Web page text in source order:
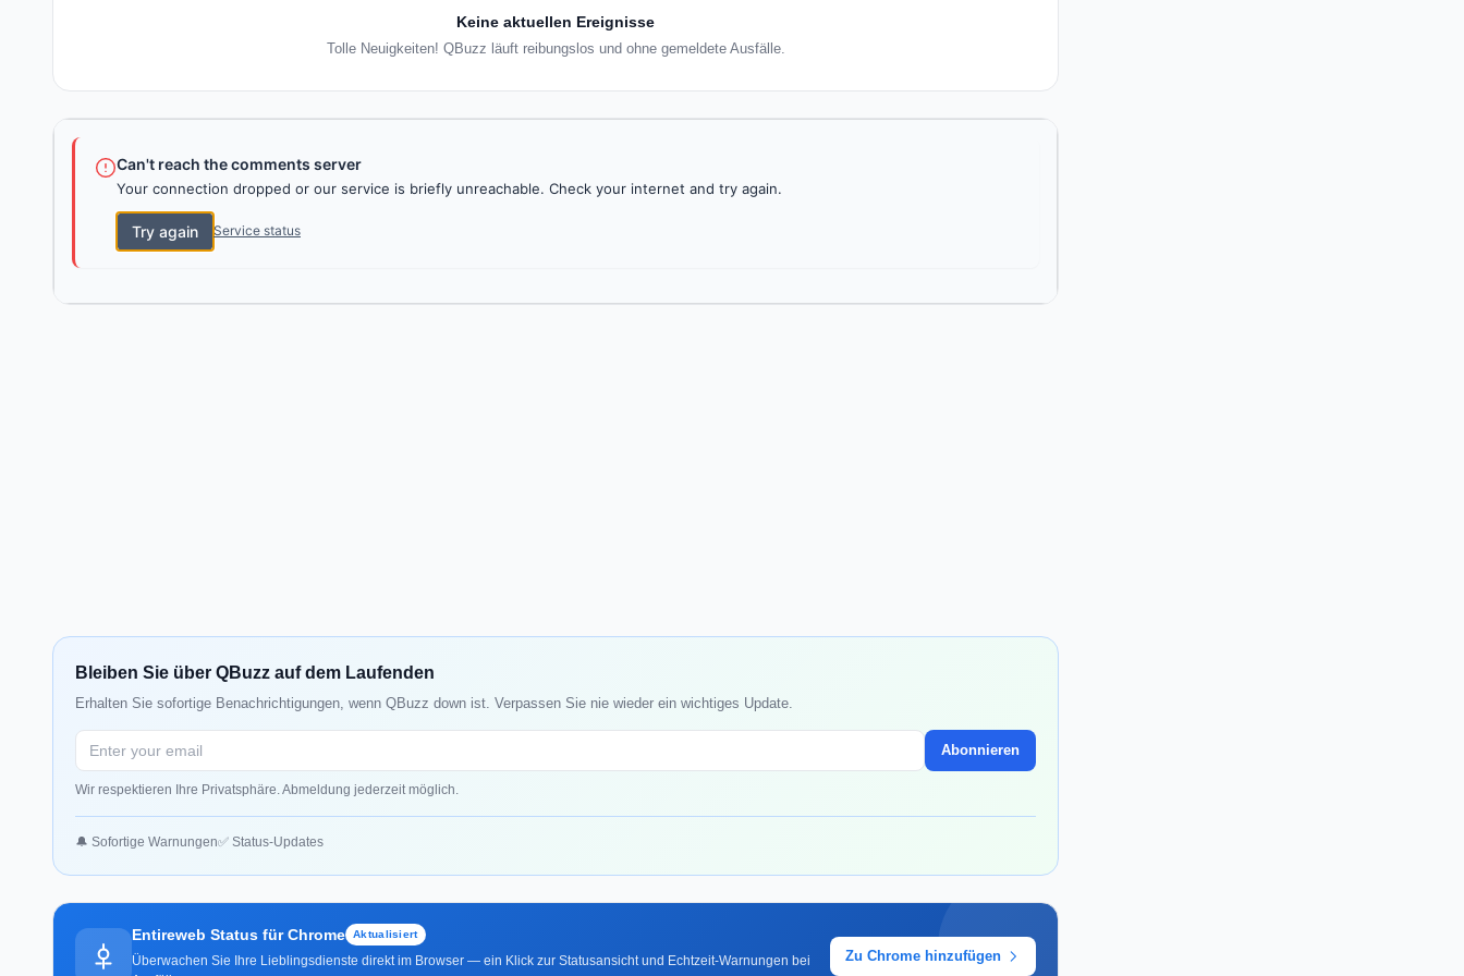
Keine aktuellen Ereignisse
Tolle Neuigkeiten! QBuzz läuft reibungslos und ohne gemeldete Ausfälle.
Can't reach the comments server
Your connection dropped or our service is briefly unreachable. Check your internet and try again.
Try again Service status
Bleiben Sie über QBuzz auf dem Laufenden
Erhalten Sie sofortige Benachrichtigungen, wenn QBuzz down ist. Verpassen Sie nie wieder ein wichtiges Update.
Abonnieren
Wir respektieren Ihre Privatsphäre. Abmeldung jederzeit möglich.
🔔 Sofortige Warnungen✅ Status-Updates
Entireweb Status für Chrome Aktualisiert
Überwachen Sie Ihre Lieblingsdienste direkt im Browser — ein Klick zur Statusansicht und Echtzeit-Warnungen bei
Zu Chrome hinzufügen